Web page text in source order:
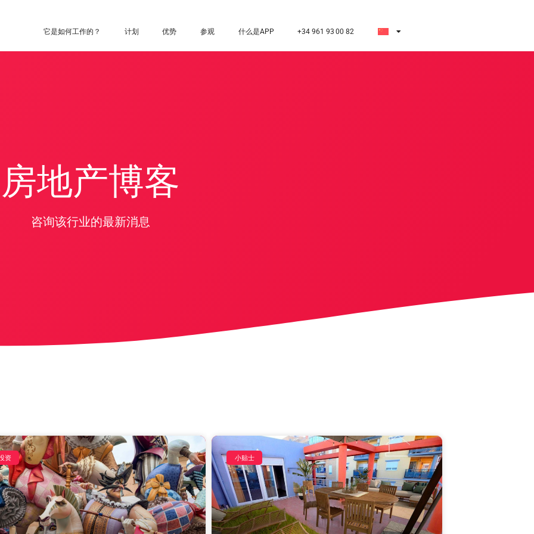
它是如何工作的？ 计划 优势 参观 什么是APP +34 961 93 00 82
房地产博客
咨询该行业的最新消息
资 小贴士